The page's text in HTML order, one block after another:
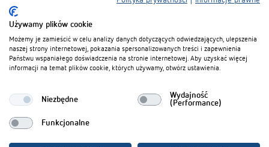
Karta danych
Używamy plików cookie
Możemy je zamieścić w celu analizy danych dotyczących odwiedzających, ulepszenia
naszej strony internetowej, pokazania spersonalizowanych treści i zapewnienia
Państwu wspaniałego doświadczenia na stronie internetowej. Aby uzyskać więcej
informacji na temat plików cookie, których używamy, otwórz ustawienia.
Niezbędne
Wydajność
(Performance)
Funkcjonalne